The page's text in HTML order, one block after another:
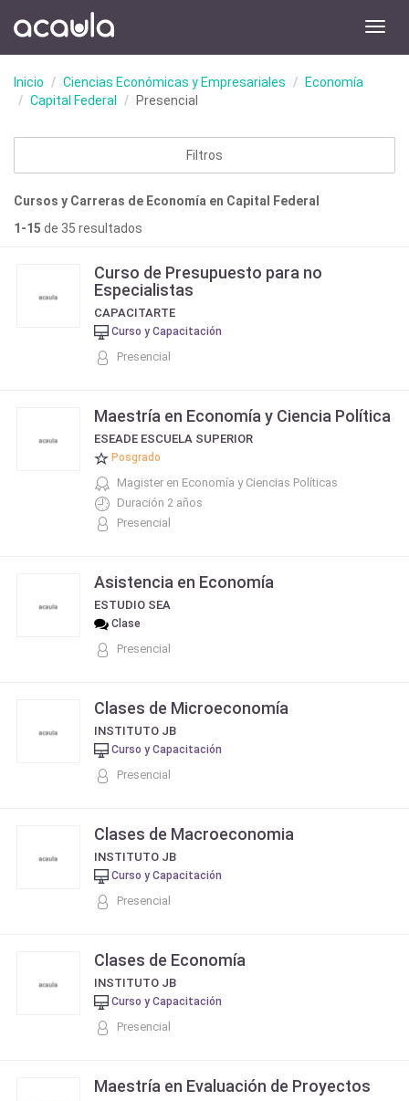
Inicio Ciencias Económicas y Empresariales
Economía
Capital Federal
Presencial
Filtros
Cursos y Carreras de Economía en Capital Federal
1-15 de 35 resultados
Curso de Presupuesto para no
Especialistas
CAPACITARTE
Curso y Capacitación
Presencial
Maestría en Economía y Ciencia Política
ESEADE ESCUELA SUPERIOR
Posgrado
Magister en Economía y Ciencias Políticas
Duración 2 años
Presencial
Asistencia en Economía
ESTUDIO SEA
Clase
Presencial
Clases de Microeconomía
INSTITUTO JB
Curso y Capacitación
Presencial
Clases de Macroeconomia
INSTITUTO JB
Curso y Capacitación
Presencial
Clases de Economía
INSTITUTO JB
Curso y Capacitación
Presencial
Maestría en Evaluación de Proyectos